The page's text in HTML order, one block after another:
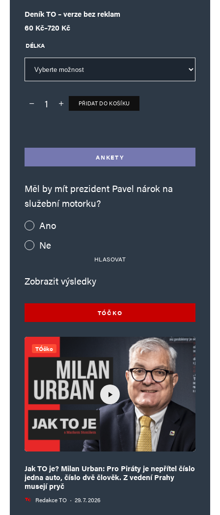
Deník TO – verze bez reklam
60 Kč–720 Kč
Rozpětí cen: 60 Kč až 720 Kč
DÉLKA
Deník TO – verze bez reklam množství
PŘIDAT DO KOŠÍKU
ANKETY
Měl by mít prezident Pavel nárok na
služební motorku?
Ano
Ne
HLASOVAT
Zobrazit výsledky
TÓČKO
TÓčko
Jak TO je? Milan Urban: Pro Piráty je nepřítel číslo
jedna auto, číslo dvě člověk. Z vedení Prahy
musejí pryč
Redakce TO · 29. 7. 2026